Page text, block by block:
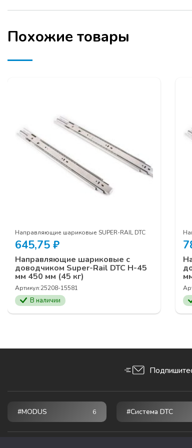
Похожие товары
Направляющие шариковые SUPER-RAIL DTC
645,75 ₽
Направляющие шариковые с
доводчиком Super-Rail DTC H-45
мм 450 мм (45 кг)
Артикул:25208-15581
В наличии
#MODUS 6 #Система DTC